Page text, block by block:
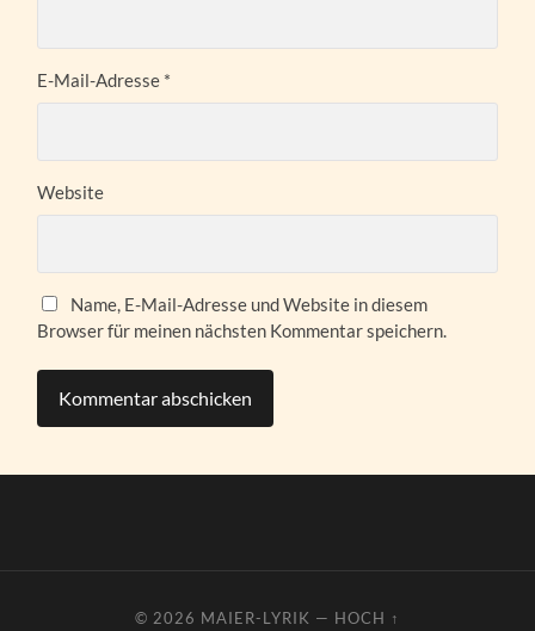
E-Mail-Adresse *
Website
Name, E-Mail-Adresse und Website in diesem
Browser für meinen nächsten Kommentar speichern.
© 2026 MAIER-LYRIK — HOCH ↑